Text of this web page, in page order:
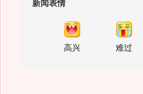
新闻表情
高兴 难过